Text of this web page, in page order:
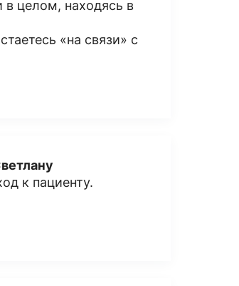
в целом, находясь в
«на связи» с
к пациенту.